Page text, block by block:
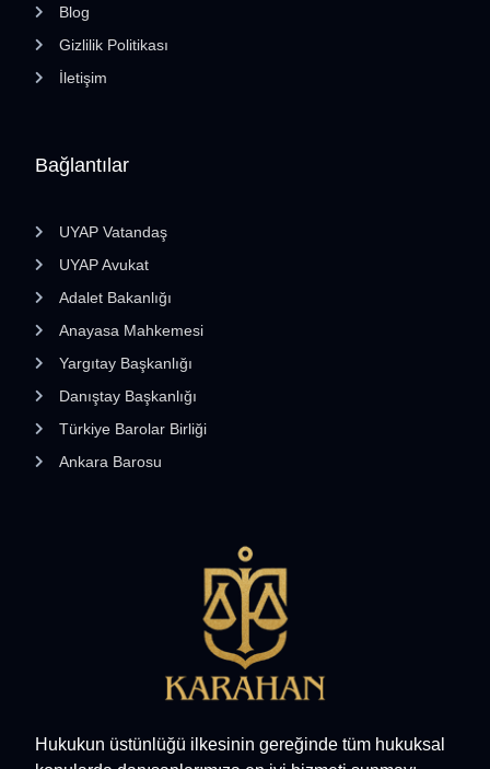
Hukukun üstünlüğü ilkesinin gereğinde tüm hukuksal
Bağlantılar
UYAP Vatandaş
UYAP Avukat
Adalet Bakanlığı
Anayasa Mahkemesi
Yargıtay Başkanlığı
Danıştay Başkanlığı
Türkiye Barolar Birliği
Ankara Barosu
Blog
Gizlilik Politikası
İletişim